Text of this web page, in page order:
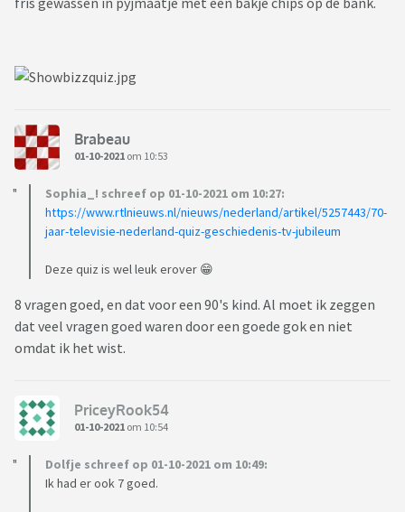
Brabeau
01-10-2021 om 10:53
Sophia_! schreef op 01-10-2021 om 10:27:
https://www.rtlnieuws.nl/nieuws/nederland/artikel/5257443/70-
jaar-televisie-nederland-quiz-geschiedenis-tv-jubileum
Deze quiz is wel leuk erover 😁
8 vragen goed, en dat voor een 90's kind. Al moet ik zeggen
dat veel vragen goed waren door een goede gok en niet
omdat ik het wist.
PriceyRook54
01-10-2021 om 10:54
Dolfje schreef op 01-10-2021 om 10:49:
Ik had er ook 7 goed.